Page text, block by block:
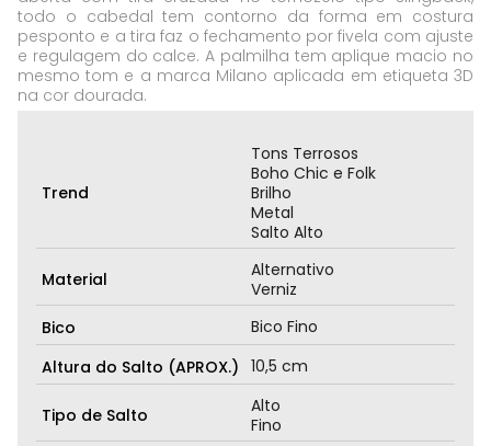
todo o cabedal tem contorno da forma em costura
pesponto e a tira faz o fechamento por fivela com ajuste
e regulagem do calce. A palmilha tem aplique macio no
mesmo tom e a marca Milano aplicada em etiqueta 3D
na cor dourada.
Trend
Tons Terrosos
Boho Chic e Folk
Brilho
Metal
Salto Alto
Material
Alternativo
Verniz
Bico
Bico Fino
Altura do Salto (APROX.) 10,5 cm
Tipo de Salto
Alto
Fino